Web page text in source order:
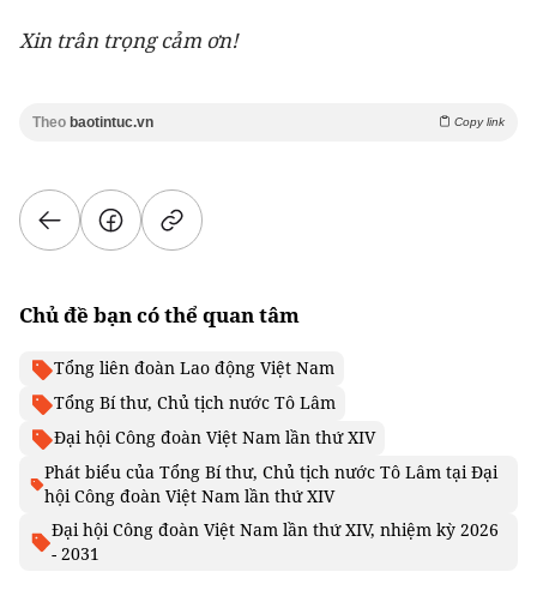
Xin trân trọng cảm ơn!
Theo baotintuc.vn Copy link
Chủ đề bạn có thể quan tâm
Tổng liên đoàn Lao động Việt Nam
Tổng Bí thư, Chủ tịch nước Tô Lâm
Đại hội Công đoàn Việt Nam lần thứ XIV
Phát biểu của Tổng Bí thư, Chủ tịch nước Tô Lâm tại Đại
hội Công đoàn Việt Nam lần thứ XIV
Đại hội Công đoàn Việt Nam lần thứ XIV, nhiệm kỳ 2026
- 2031